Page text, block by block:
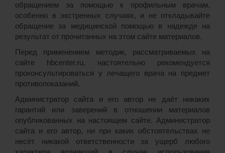
обращением за помощью к профильным врачам,
особенно в экстренных случаях, и не откладывайте
обращение за медицинской помощью в надежде на
результат от прочитанных на этом сайте материалов.
Перед применением методик, рассматриваемых на
сайте hbcenter.ru, настоятельно рекомендуется
проконсультироваться у лечащего врача на предмет
противопоказаний.
Администратор сайта и его автор не даёт никаких
гарантий или заверений в отношении материалов
опубликованных на настоящем сайте. Администратор
сайта и его автор, ни при каких обстоятельствах не
несёт никакой ответственности за ущерб любого